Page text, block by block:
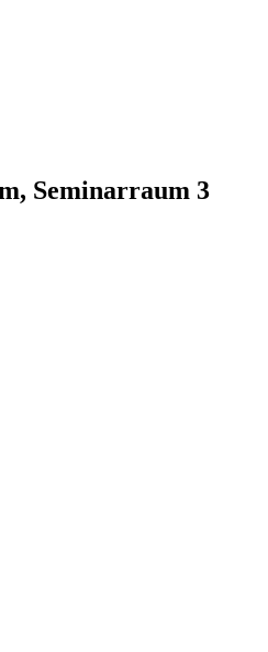
Seminarraum 3